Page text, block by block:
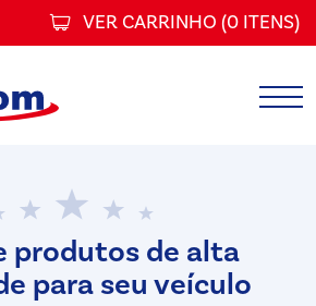
VER CARRINHO (0 ITENS)
produtos de alta
para seu veículo